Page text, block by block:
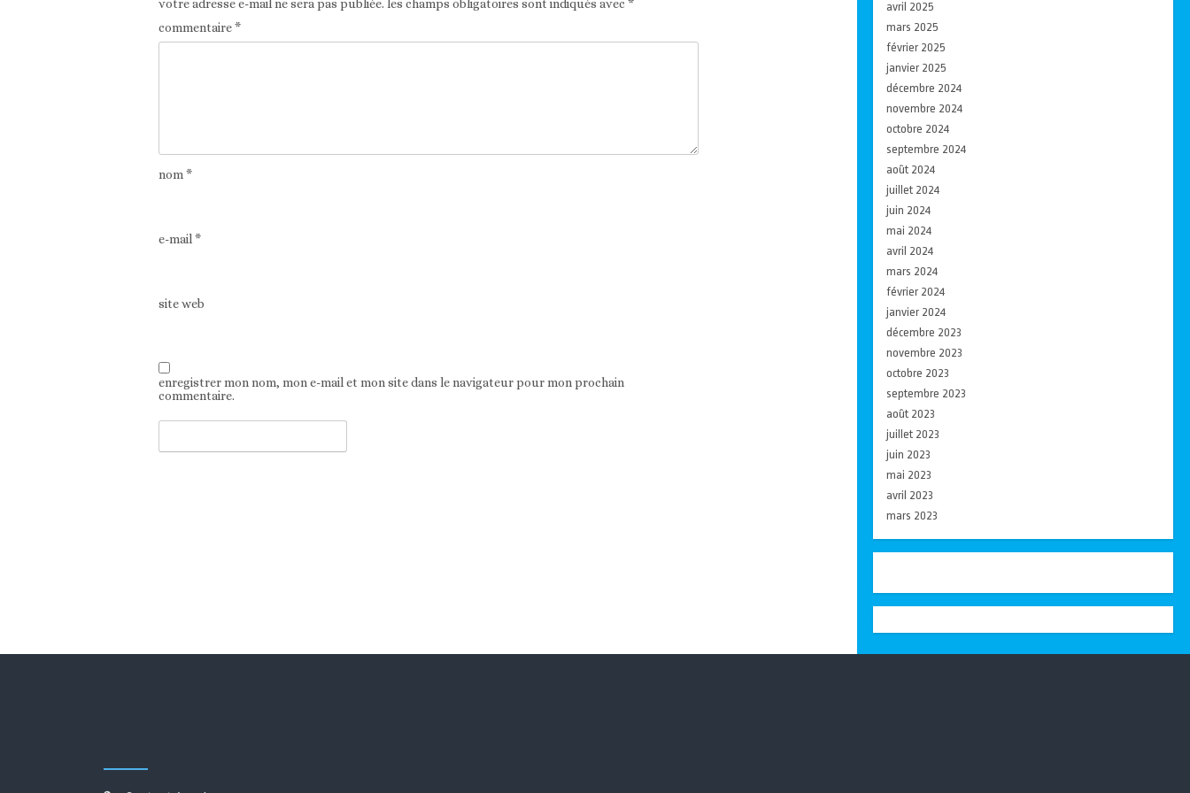
votre adresse e-mail ne sera pas publiée. les champs obligatoires sont indiqués avec*
commentaire*
nom*
e-mail*
site web
enregistrer mon nom, mon e-mail et mon site dans le navigateur pour mon prochain
commentaire.
avril 2025
mars 2025
février 2025
janvier 2025
décembre 2024
novembre 2024
octobre 2024
septembre 2024
août 2024
juillet 2024
juin 2024
mai 2024
avril 2024
mars 2024
février 2024
janvier 2024
décembre 2023
novembre 2023
octobre 2023
septembre 2023
août 2023
juillet 2023
juin 2023
mai 2023
avril 2023
mars 2023